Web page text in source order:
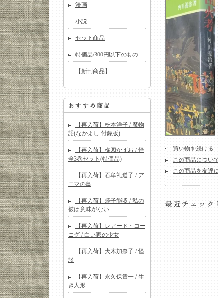
漫画
小説
セット商品
特価品/300円以下のもの
【新刊商品】
【再入荷】松本洋子 / 魔物
語(なかよし 付録版)
【再入荷】楳図かずお / 怪
全3巻セット(特価品)
【再入荷】石牟礼道子 / ア
ニマの鳥
【再入荷】蛭子能収 / 私の
彼は意味がない
【再入荷】レアード・コー
ニグ / 白い家の少女
【再入荷】犬木加奈子 / 怪
談
【再入荷】永久保貴一 / 生
き人形
買い物を続ける
この商品につい
この商品を友達